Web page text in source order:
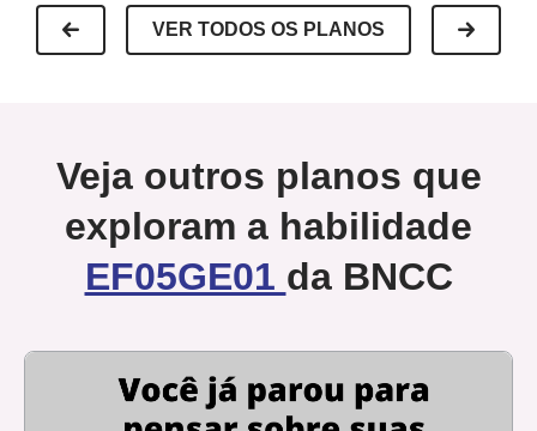
VER TODOS OS PLANOS
Veja outros planos que
exploram a habilidade
EF05GE01 da BNCC